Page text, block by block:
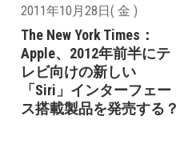
2011年10月28日( 金 )
The New York Times：
Apple、2012年前半にテ
レビ向けの新しい
「Siri」インターフェー
ス搭載製品を発売する？